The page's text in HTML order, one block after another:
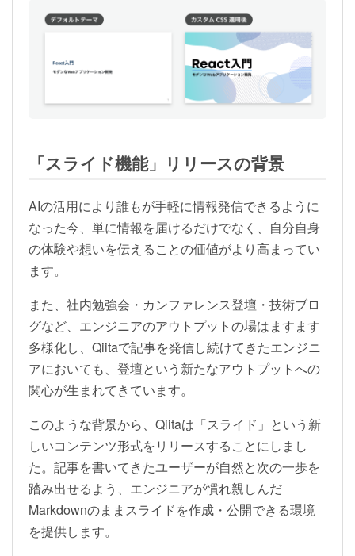
「スライド機能」リリースの背景
AIの活用により誰もが手軽に情報発信できるように
なった今、単に情報を届けるだけでなく、自分自身
の体験や想いを伝えることの価値がより高まってい
ます。
また、社内勉強会・カンファレンス登壇・技術ブロ
グなど、エンジニアのアウトプットの場はますます
多様化し、Qiitaで記事を発信し続けてきたエンジニ
アにおいても、登壇という新たなアウトプットへの
関心が生まれてきています。
このような背景から、Qiitaは「スライド」という新
しいコンテンツ形式をリリースすることにしまし
た。記事を書いてきたユーザーが自然と次の一歩を
踏み出せるよう、エンジニアが慣れ親しんだ
Markdownのままスライドを作成・公開できる環境
を提供します。